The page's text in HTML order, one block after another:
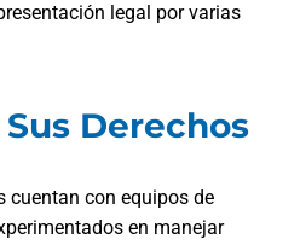
legal por varias
Derechos
cuentan con equipos de
en manejar